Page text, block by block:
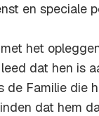
en speciale
het
dat hen is
Familie die
dat hem